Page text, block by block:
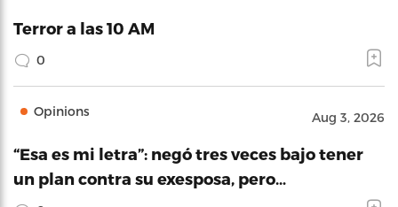
Terror a las 10 AM
0
Opinions Aug 3, 2026
“Esa es mi letra”: negó tres veces bajo tener
un plan contra su exesposa, pero…